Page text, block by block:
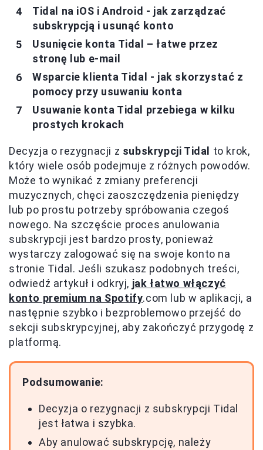
Tidal na iOS i Android - jak zarządzać
subskrypcją i usunąć konto
Usunięcie konta Tidal – łatwe przez
stronę lub e-mail
Wsparcie klienta Tidal - jak skorzystać z
pomocy przy usuwaniu konta
Usuwanie konta Tidal przebiega w kilku
prostych krokach
Decyzja o rezygnacji z subskrypcji Tidal to krok,
który wiele osób podejmuje z różnych powodów.
Może to wynikać z zmiany preferencji
muzycznych, chęci zaoszczędzenia pieniędzy
lub po prostu potrzeby spróbowania czegoś
nowego. Na szczęście proces anulowania
subskrypcji jest bardzo prosty, ponieważ
wystarczy zalogować się na swoje konto na
stronie Tidal. Jeśli szukasz podobnych treści,
odwiedź artykuł i odkryj, jak łatwo włączyć
konto premium na Spotify.com lub w aplikacji, a
następnie szybko i bezproblemowo przejść do
sekcji subskrypcyjnej, aby zakończyć przygodę z
platformą.
Podsumowanie:
Decyzja o rezygnacji z subskrypcji Tidal
jest łatwa i szybka.
Aby anulować subskrypcję, należy